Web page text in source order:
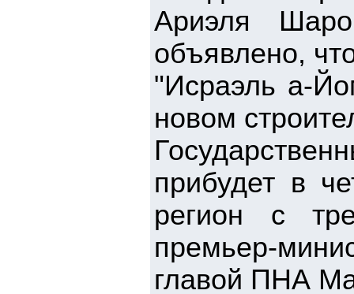
Ариэля
объявлено,
"Исраэль а-
новом
прибудет в
регион с
премьер-
главой ПНА